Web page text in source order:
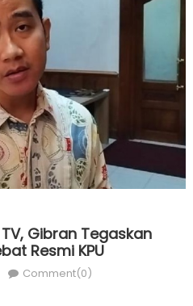
Gibran Tegaskan
Resmi KPU
Comment(0)